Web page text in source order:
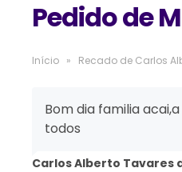
Pedido de
Início » Recado de Carlos
Bom dia familia
todos
Carlos Alberto Tavares